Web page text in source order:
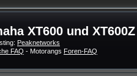
XT600 und XT600Z
Peaknetworks
FAQ - Motorangs Foren-FAQ